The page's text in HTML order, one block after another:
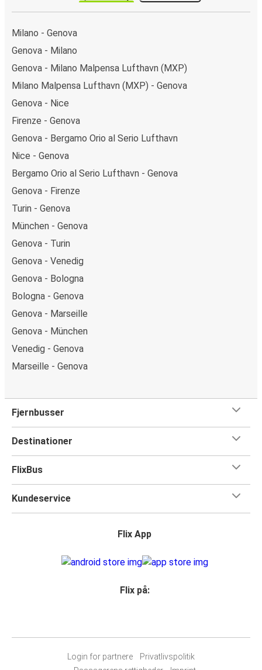
Milano - Genova
Genova - Milano
Genova - Milano Malpensa Lufthavn (MXP)
Milano Malpensa Lufthavn (MXP) - Genova
Genova - Nice
Firenze - Genova
Genova - Bergamo Orio al Serio Lufthavn
Nice - Genova
Bergamo Orio al Serio Lufthavn - Genova
Genova - Firenze
Turin - Genova
München - Genova
Genova - Turin
Genova - Venedig
Genova - Bologna
Bologna - Genova
Genova - Marseille
Genova - München
Venedig - Genova
Marseille - Genova
Fjernbusser
Destinationer
FlixBus
Kundeservice
Flix App
Flix på:
Login for partnere
Privatlivspolitik